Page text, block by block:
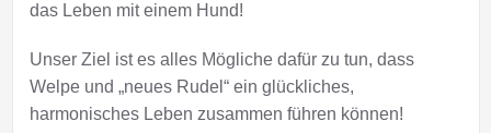
das Leben mit einem Hund!
Unser Ziel ist es alles Mögliche dafür zu tun, dass
Welpe und „neues Rudel“ ein glückliches,
harmonisches Leben zusammen führen können!